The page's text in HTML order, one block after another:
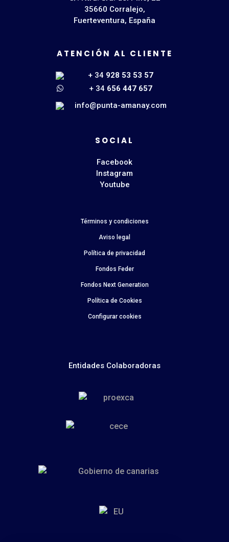
35660 Corralejo,
Fuerteventura, España
ATENCIÓN AL CLIENTE
+ 34 928 53 53 57
+ 34 656 447 657
info@punta-amanay.com
SOCIAL
Facebook
Instagram
Youtube
Términos y condiciones
Aviso legal
Política de privacidad
Fondos Feder
Fondos Next Generation
Política de Cookies
Configurar cookies
Entidades Colaboradoras